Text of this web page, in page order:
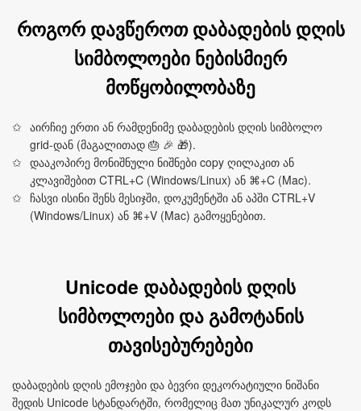
როგორ დავწეროთ დაბადების დღის
სიმბოლოები ნებისმიერ
მოწყობილობაზე
აირჩიე ერთი ან რამდენიმე დაბადების დღის სიმბოლო
grid-დან (მაგალითად 🎂 🎉 🎁).
დააკოპირე მონიშნული ნიშნები copy ღილაკით ან
კლავიშებით CTRL+C (Windows/Linux) ან ⌘+C (Mac).
ჩასვი ისინი შენს მესიჯში, დოკუმენტში ან აპში CTRL+V
(Windows/Linux) ან ⌘+V (Mac) გამოყენებით.
Unicode დაბადების დღის
სიმბოლოები და გამოტანის
თავისებურებები
დაბადების დღის ემოჯები და ბევრი დეკორატიული ნიშანი
შედის Unicode სტანდარტში, რომელიც მათ უნიკალურ კოდს